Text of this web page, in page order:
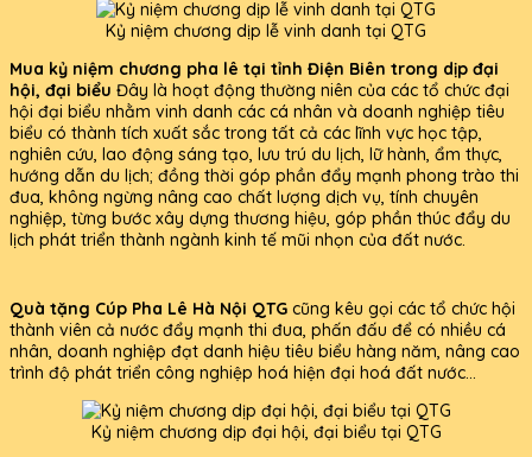
Kỷ niệm chương dịp lễ vinh danh tại QTG
Mua kỷ niệm chương pha lê tại tỉnh Điện Biên trong dịp đại
hội, đại biểu Đây là hoạt động thường niên của các tổ chức đại
hội đại biểu nhằm vinh danh các cá nhân và doanh nghiệp tiêu
biểu có thành tích xuất sắc trong tất cả các lĩnh vực học tập,
nghiên cứu, lao động sáng tạo, lưu trú du lịch, lữ hành, ẩm thực,
hướng dẫn du lịch; đồng thời góp phần đẩy mạnh phong trào thi
đua, không ngừng nâng cao chất lượng dịch vụ, tính chuyên
nghiệp, từng bước xây dựng thương hiệu, góp phần thúc đẩy du
lịch phát triển thành ngành kinh tế mũi nhọn của đất nước.
Quà tặng Cúp Pha Lê Hà Nội QTG cũng kêu gọi các tổ chức hội
thành viên cả nước đẩy mạnh thi đua, phấn đấu để có nhiều cá
nhân, doanh nghiệp đạt danh hiệu tiêu biểu hàng năm, nâng cao
trình độ phát triển công nghiệp hoá hiện đại hoá đất nước...
Kỷ niệm chương dịp đại hội, đại biểu tại QTG